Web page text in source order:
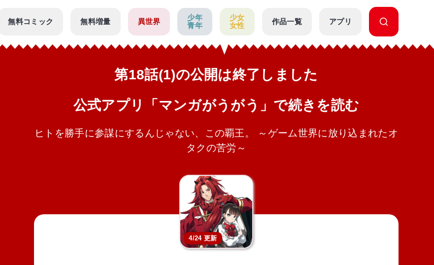
無料コミック 無料増量 異世界
少年
青年
少女
女性
作品一覧 アプリ
第18話(1)の公開は終了しました
公式アプリ「マンガがうがう」で続きを読む
ヒトを勝手に参謀にするんじゃない、この覇王。 ～ゲーム世界に放り込まれたオ
タクの苦労～
4/24 更新